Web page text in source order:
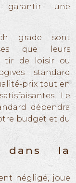
garantir une
grade sont
que leurs
tir de loisir ou
standard
prix tout en
Le
dépendra
budget et du
la
négligé, joue